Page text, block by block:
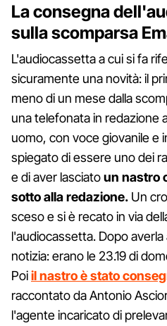
La consegna
sulla scomparsa
L'audiocassetta a cui si fa
sicuramente una novità: il
meno di un mese dalla
una telefonata in redazione
uomo, con voce giovanile e
spiegato di essere uno dei
e di aver lasciatoun nastro
sotto alla redazione. Un
sceso e si è recato in via
l'audiocassetta. Dopo
notizia: erano le 23.19 di
Poiil nastro è stato
raccontato da Antonio
l'agente incaricato di